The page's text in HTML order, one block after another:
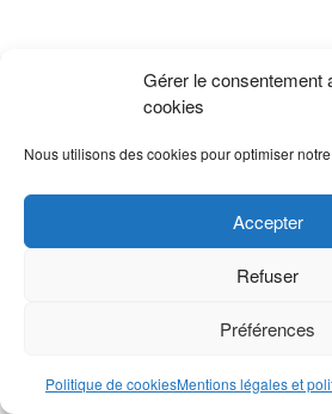
Gérer le consentement
cookies
Nous utilisons des cookies pour optimiser
Accepter
Refuser
Préférences
Politique de cookiesMentions légales et